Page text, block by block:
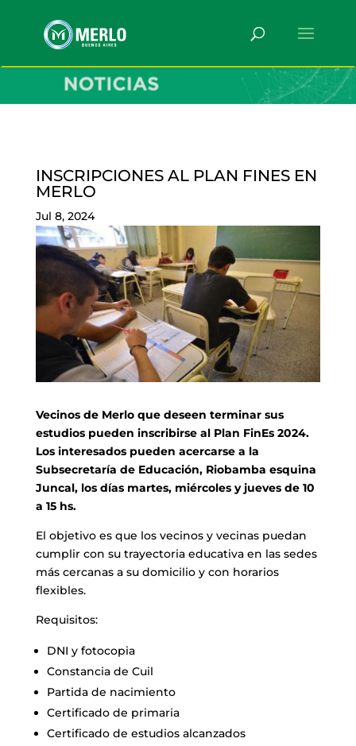
INSCRIPCIONES AL PLAN FINES EN
MERLO
Jul 8, 2024
Vecinos de Merlo que deseen terminar sus
estudios pueden inscribirse al Plan FinEs 2024.
Los interesados pueden acercarse a la
Subsecretaría de Educación, Riobamba esquina
Juncal, los días martes, miércoles y jueves de 10
a 15 hs.
El objetivo es que los vecinos y vecinas puedan
cumplir con su trayectoria educativa en las sedes
más cercanas a su domicilio y con horarios
flexibles.
Requisitos:
DNI y fotocopia
Constancia de Cuil
Partida de nacimiento
Certificado de primaria
Certificado de estudios alcanzados